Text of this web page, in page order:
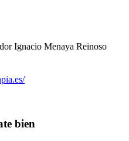
Ignacio Menaya Reinoso
bien